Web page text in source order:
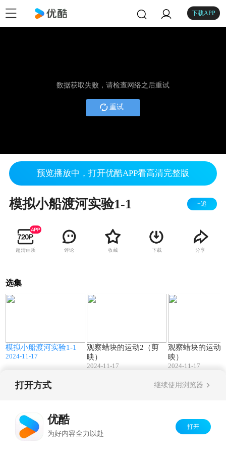
下载APP
数据获取失败，请检查网络之后重试
重试
预览播放中，打开优酷APP看高清完整版
模拟小船渡河实验1-1 +追
超清画质 评论 收藏 下载 分享
选集
模拟小船渡河实验1-1
2024-11-17
观察蜡块的运动2（剪
映）
2024-11-17
观察蜡块的运动
映）
2024-11-17
打开方式 继续使用浏览器
优酷
为好内容全力以赴
打开